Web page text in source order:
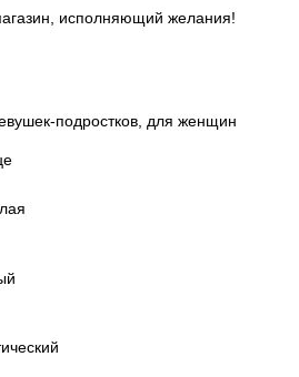
исполняющий желания!
подростков, для женщин